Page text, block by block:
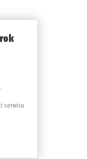
serwisu